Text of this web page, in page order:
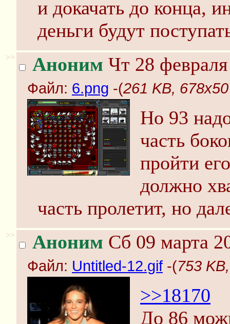
и докачать до конца,
деньги будут
>> Аноним Чт 28
Файл: 6.png -(261 KB,
Но 93
часть
пройти
должно
часть пролетит, но
>> Аноним Сб 09 марта
Файл: Untitled-12.gif -(753
>>18170
До 86